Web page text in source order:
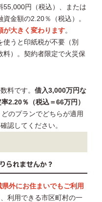
円（税込）、または
金額の2.20％（税込）。
が大きく変わります。
うと印紙税が不要（別
料）。契約者限定で火災保
料です。 借入3,000万円な
2.20％（税込＝66万円）
のプランでどちらが適用
認してください。
られませんか？
県外にお住まいでもご利用
利用できる市区町村の一